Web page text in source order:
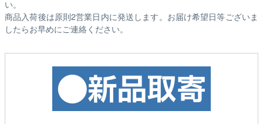
い。
商品入荷後は原則2営業日内に発送します。お届け希望日等ございま
したらお早めにご連絡ください。